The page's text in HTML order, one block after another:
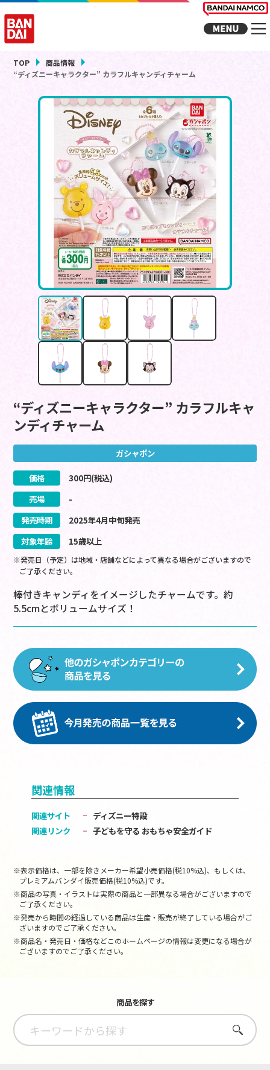
TOP
商品情報
“ディズニーキャラクター” カラフルキャンディチャーム
“ディズニーキャラクター” カラフルキャ
ンディチャーム
ガシャポン
価格 300円(税込)
売場
-
発売時期
2025年4月中旬発売
対象年齢
15歳以上
※発売日（予定）は地域・店舗などによって異なる場合がございますので
ご了承ください。
棒付きキャンディをイメージしたチャームです。約
5.5cmとボリュームサイズ！
関連情報
関連サイト
ディズニー特設
関連リンク
子どもを守る おもちゃ安全ガイド
※表示価格は、一部を除きメーカー希望小売価格(税10%込)、もしくは、
プレミアムバンダイ販売価格(税10%込)です。
※商品の写真・イラストは実際の商品と一部異なる場合がございますので
ご了承ください。
※発売から時間の経過している商品は生産・販売が終了している場合がご
ざいますのでご了承ください。
※商品名・発売日・価格などこのホームページの情報は変更になる場合が
ございますのでご了承ください。
商品を探す
さがす